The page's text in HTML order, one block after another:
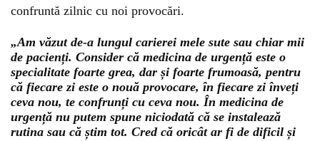
confruntă zilnic cu noi provocări.
„Am văzut de-a lungul carierei mele sute sau chiar mii
de pacienți. Consider că medicina de urgență este o
specialitate foarte grea, dar și foarte frumoasă, pentru
că fiecare zi este o nouă provocare, în fiecare zi înveți
ceva nou, te confrunți cu ceva nou. În medicina de
urgență nu putem spune niciodată că se instalează
rutina sau că știm tot. Cred că oricât ar fi de dificil și